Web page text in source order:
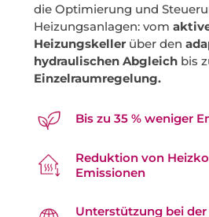
die Optimierung und
Heizungsanlagen: vom
Heizungskeller über den
hydraulischen Abgleich bis
Einzelraumregelung.
Bis zu 35 % weniger
Reduktion von
Emissionen
Unterstützung bei